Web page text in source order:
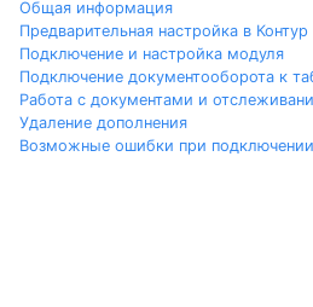
Общая информация
Предварительная настройка в Контур
Подключение и настройка модуля
Подключение документооборота к
Работа с документами и
Удаление дополнения
Возможные ошибки при подключении